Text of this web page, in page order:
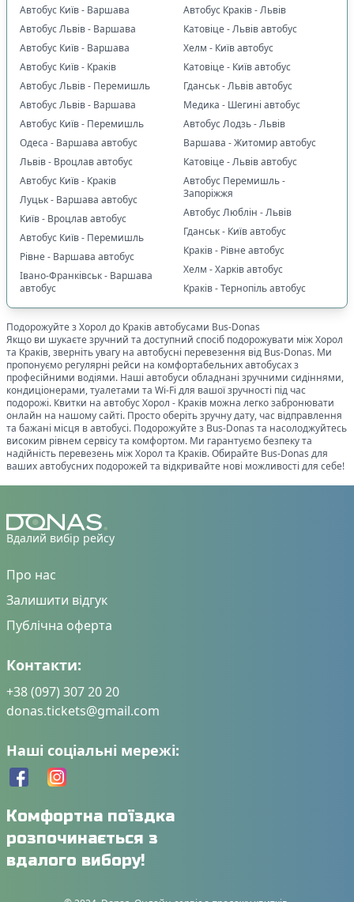
Автобус Київ - Варшава
Автобус Львів - Варшава
Автобус Київ - Варшава
Автобус Київ - Краків
Автобус Львів - Перемишль
Автобус Львів - Варшава
Автобус Київ - Перемишль
Одеса - Варшава автобус
Львів - Вроцлав автобус
Автобус Київ - Краків
Луцьк - Варшава автобус
Київ - Вроцлав автобус
Автобус Київ - Перемишль
Рівне - Варшава автобус
Івано-Франківськ - Варшава
автобус
Автобус Краків - Львів
Катовіце - Львів автобус
Хелм - Київ автобус
Катовіце - Київ автобус
Гданськ - Львів автобус
Медика - Шегині автобус
Автобус Лодзь - Львів
Варшава - Житомир автобус
Катовіце - Львів автобус
Автобус Перемишль -
Запоріжжя
Автобус Люблін - Львів
Гданськ - Київ автобус
Краків - Рівне автобус
Хелм - Харків автобус
Краків - Тернопіль автобус
Подорожуйте зХорол до Краківавтобусами Bus-Donas
Якщо ви шукаєте зручний та доступний спосіб подорожувати міжХорол
та Краків, зверніть увагу на автобусні перевезення від Bus-Donas. Ми
пропонуємо регулярні рейси на комфортабельних автобусах з
професійними водіями. Наші автобуси обладнані зручними сидіннями,
кондиціонерами, туалетами та Wi-Fi для вашої зручності під час
подорожі. Квитки на автобусХорол - Краків можна легко забронювати
онлайн на нашому сайті. Просто оберіть зручну дату, час відправлення
та бажані місця в автобусі. Подорожуйте з Bus-Donas та насолоджуйтесь
високим рівнем сервісу та комфортом. Ми гарантуємо безпеку та
надійність перевезень міжХорол та Краків. Обирайте Bus-Donas для
ваших автобусних подорожей та відкривайте нові можливості для себе!
Вдалий вибір рейсу
Про нас
Залишити відгук
Публічна оферта
Контакти:
+38 (097) 307 20 20
donas.tickets@gmail.com
Наші соціальні мережі:
Комфортна поїздка
розпочинається з
вдалого вибору!